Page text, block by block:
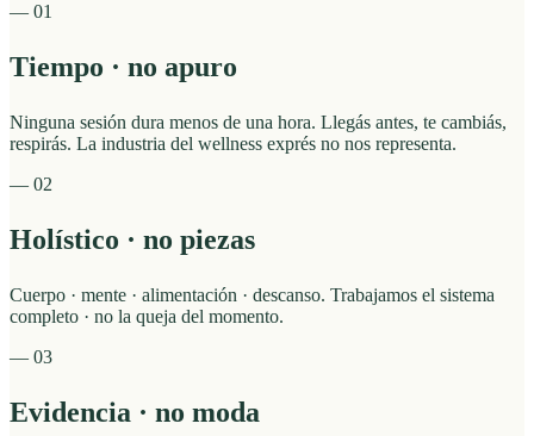
— 01
Tiempo · no apuro
Ninguna sesión dura menos de una hora. Llegás antes, te cambiás,
respirás. La industria del wellness exprés no nos representa.
— 02
Holístico · no piezas
Cuerpo · mente · alimentación · descanso. Trabajamos el sistema
completo · no la queja del momento.
— 03
Evidencia · no moda